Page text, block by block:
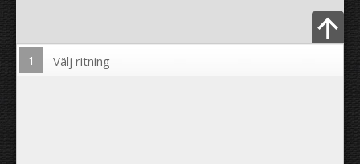
Ladda upp foto
1 Välj ritning